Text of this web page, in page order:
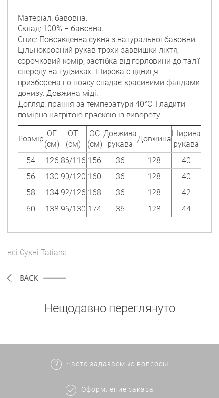
Матеріал: бавовна.
Склад: 100% – бавовна.
Опис: Повсякденна сукня з натуральної бавовни.
Цільнокроєний рукав трохи заввишки ліктя,
сорочковий комір, застібка від горловини до талії
спереду на гудзиках. Широка спідниця
призборена по поясу спадає красивими фалдами
донизу. Довжина міді.
Догляд: прання за температури 40°C. Гладити
помірно нагрітою праскою із вивороту.
Розмір
ОГ
(см)
ОТ
(см)
ОС
(см)
Довжина
рукава
Довжина
Ширина
рукава
54
126 86/116 156 36 128
40
56
130 90/120 160 36 128
40
58
134 92/126 168 36 128
42
60
138 96/130 174 36 128 44
всі Сукні Tatiana
Нещодавно переглянуто
Часто задаваемые вопросы
Оформление заказа